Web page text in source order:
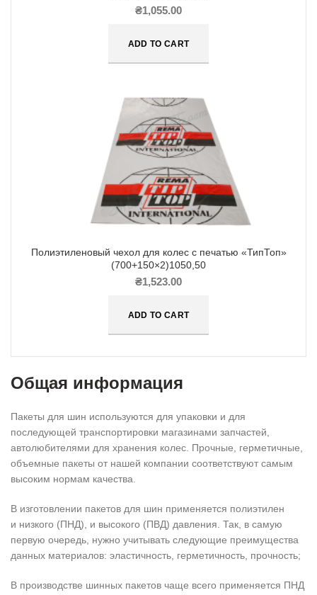
₴1,055.00
ADD TO CART
Полиэтиленовый чехол для колес с печатью «ТипТоп»
(700+150×2)1050,50
₴1,523.00
ADD TO CART
Общая информация
Пакеты для шин используются для упаковки и для
последующей транспортировки магазинами запчастей,
автолюбителями для хранения колес. Прочные, герметичные,
объемные пакеты от нашей компании соответствуют самым
высоким нормам качества.
В изготовлении пакетов для шин применяется полиэтилен
и низкого (ПНД), и высокого (ПВД) давления. Так, в самую
первую очередь, нужно учитывать следующие преимущества
данных материалов: эластичность, герметичность, прочность;
В производстве шинных пакетов чаще всего применяется ПНД